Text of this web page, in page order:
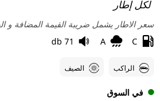
لكل إطار
سعر الاطار يشمل ضريبة القيمة المضافة و
C
A
71 db
الراكب الصيف
في السوق